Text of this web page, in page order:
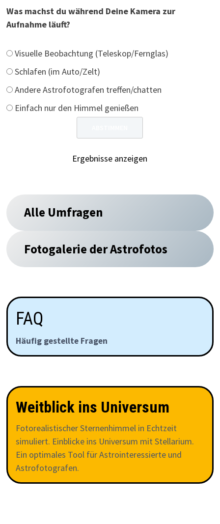
Was machst du während Deine Kamera zur
Aufnahme läuft?
Visuelle Beobachtung (Teleskop/Fernglas)
Schlafen (im Auto/Zelt)
Andere Astrofotografen treffen/chatten
Einfach nur den Himmel genießen
Ergebnisse anzeigen
Alle Umfragen
Fotogalerie der Astrofotos
FAQ
Häufig gestellte Fragen
Weitblick ins Universum
Fotorealistischer Sternenhimmel in Echtzeit
simuliert. Einblicke ins Universum mit Stellarium.
Ein optimales Tool für Astrointeressierte und
Astrofotografen.